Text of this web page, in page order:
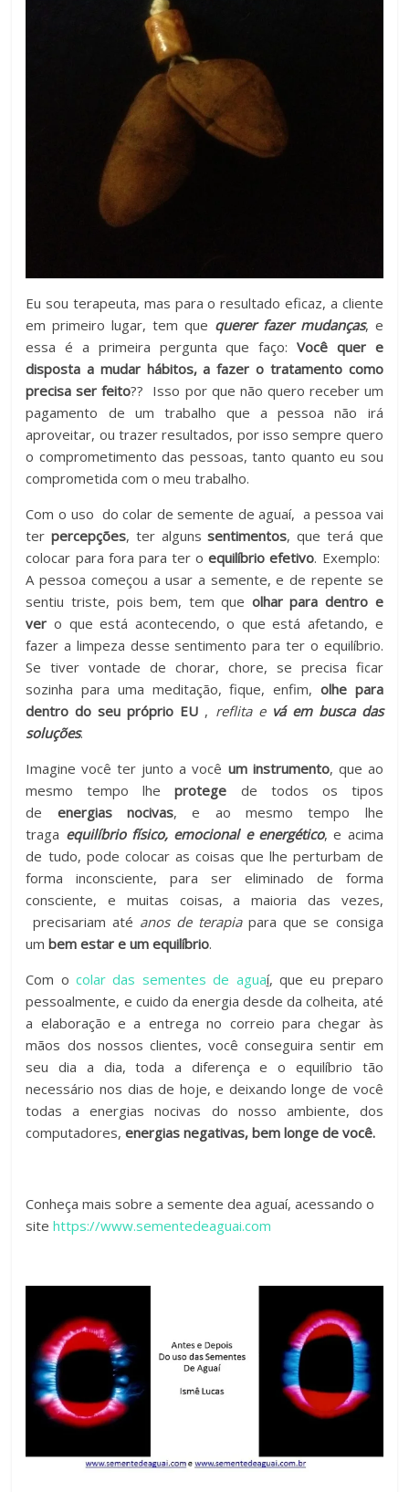
Eu sou terapeuta, mas para o resultado eficaz, a cliente
em primeiro lugar, tem que querer fazer mudanças, e
essa é a primeira pergunta que faço: Você quer e
disposta a mudar hábitos, a fazer o tratamento como
precisa ser feito?? Isso por que não quero receber um
pagamento de um trabalho que a pessoa não irá
aproveitar, ou trazer resultados, por isso sempre quero
o comprometimento das pessoas, tanto quanto eu sou
comprometida com o meu trabalho.
Com o uso do colar de semente de aguaí, a pessoa vai
terpercepções, ter algunssentimentos, que terá que
colocar para fora para ter oequilíbrio efetivo. Exemplo:
A pessoa começou a usar a semente, e de repente se
sentiu triste, pois bem, tem que olhar para dentro e
ver o que está acontecendo, o que está afetando, e
fazer a limpeza desse sentimento para ter o equilíbrio.
Se tiver vontade de chorar, chore, se precisa ficar
sozinha para uma meditação, fique, enfim, olhe para
dentro do seu próprio EU , reflita e vá em busca das
soluções.
Imagine você ter junto a você um instrumento, que ao
mesmo tempo lheprotege de todos os tipos
de energias nocivas, e ao mesmo tempo lhe
traga equilíbrio físico, emocional e energético, e acima
de tudo, pode colocar as coisas que lhe perturbam de
forma inconsciente, para ser eliminado de forma
consciente, e muitas coisas, a maioria das vezes,
precisariam até anos de terapiapara que se consiga
umbem estar e um equilíbrio.
Com ocolar das sementes de aguaí, que eu preparo
pessoalmente, e cuido da energia desde da colheita, até
a elaboração e a entrega no correio para chegar às
mãos dos nossos clientes, você conseguira sentir em
seu dia a dia, toda a diferença e o equilíbrio tão
necessário nos dias de hoje, e deixando longe de você
todas a energias nocivas do nosso ambiente, dos
computadores,energias negativas, bem longe de você.
Conheça mais sobre a semente dea aguaí, acessando o
sitehttps://www.sementedeaguai.com